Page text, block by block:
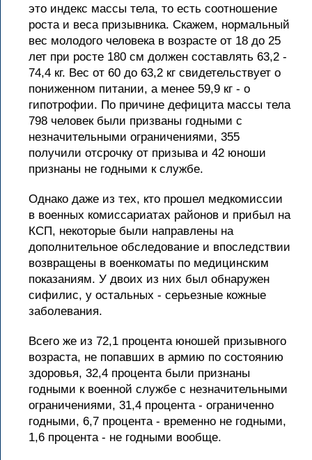
это индекс массы тела, то есть соотношение
роста и веса призывника. Скажем, нормальный
вес молодого человека в возрасте от 18 до 25
лет при росте 180 см должен составлять 63,2 -
74,4 кг. Вес от 60 до 63,2 кг свидетельствует о
пониженном питании, а менее 59,9 кг - о
гипотрофии. По причине дефицита массы тела
798 человек были призваны годными с
незначительными ограничениями, 355
получили отсрочку от призыва и 42 юноши
признаны не годными к службе.
Однако даже из тех, кто прошел медкомиссии
в военных комиссариатах районов и прибыл на
КСП, некоторые были направлены на
дополнительное обследование и впоследствии
возвращены в военкоматы по медицинским
показаниям. У двоих из них был обнаружен
сифилис, у остальных - серьезные кожные
заболевания.
Всего же из 72,1 процента юношей призывного
возраста, не попавших в армию по состоянию
здоровья, 32,4 процента были признаны
годными к военной службе с незначительными
ограничениями, 31,4 процента - ограниченно
годными, 6,7 процента - временно не годными,
1,6 процента - не годными вообще.